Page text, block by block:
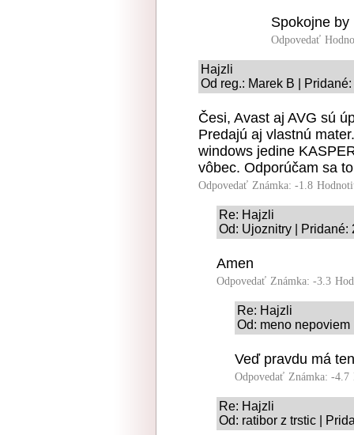
Spokojne
Odpovedať
Hajzli
Od reg.: Marek B |
Česi, Avast aj AVG sú
Predajú aj vlastnú
windows jedine
vôbec. Odporúčam sa
Odpovedať Známka: -1.8
Re: Hajzli
Od: Ujoznitry | Pridané:
Amen
Odpovedať Známka: -3.3
Re: Hajzli
Od: meno
Veď pravdu má
Odpovedať Známka: -4.7
Re: Hajzli
Od: ratibor z trstic |